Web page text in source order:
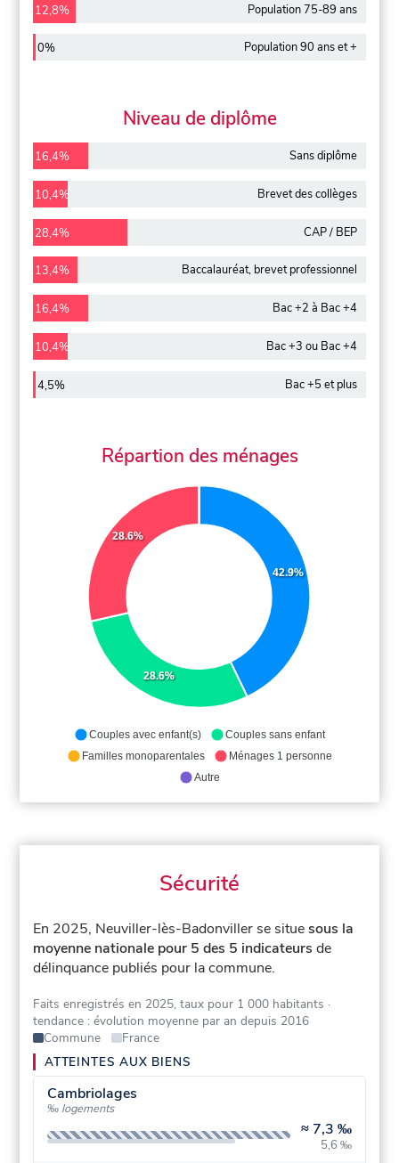
12,8% Population 75-89 ans
0% Population 90 ans et +
Niveau de diplôme
16,4% Sans diplôme
10,4% Brevet des collèges
28,4% CAP / BEP
13,4% Baccalauréat, brevet professionnel
16,4% Bac +2 à Bac +4
10,4% Bac +3 ou Bac +4
4,5% Bac +5 et plus
Répartion des ménages
42.9%
28.6%
28.6%
Couples avec enfant(s)
Couples sans enfant
Familles monoparentales
Ménages 1 personne
Autre
Sécurité
En 2025, Neuviller-lès-Badonviller se situesous la
moyenne nationale pour 5 des 5 indicateurs de
délinquance publiés pour la commune.
Faits enregistrés en 2025, taux pour 1 000 habitants ·
tendance : évolution moyenne par an depuis 2016
Commune
France
ATTEINTES AUX BIENS
Cambriolages
‰ logements
≈ 7,3 ‰
5,6 ‰